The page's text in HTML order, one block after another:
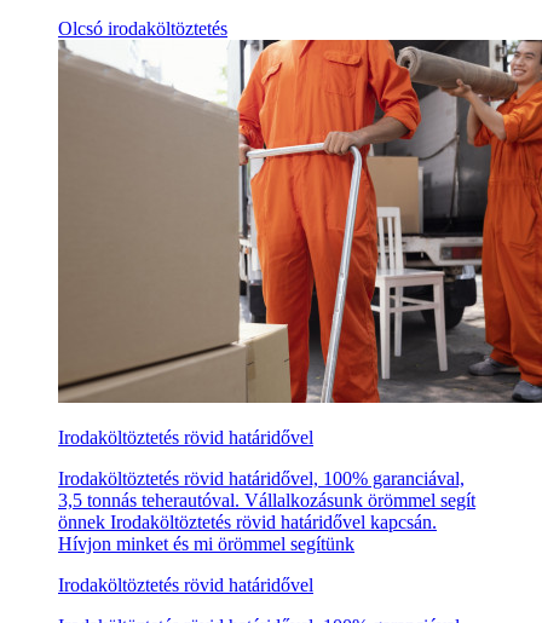
Olcsó irodaköltöztetés
Irodaköltöztetés rövid határidővel
Irodaköltöztetés rövid határidővel, 100% garanciával,
3,5 tonnás teherautóval. Vállalkozásunk örömmel segít
önnek Irodaköltöztetés rövid határidővel kapcsán.
Hívjon minket és mi örömmel segítünk
Irodaköltöztetés rövid határidővel